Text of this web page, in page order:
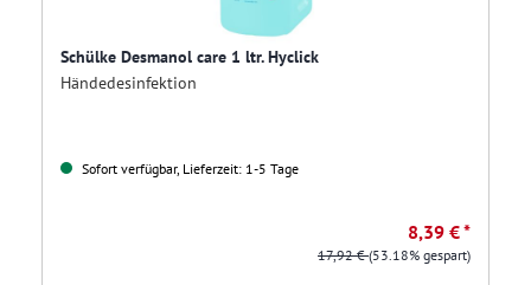
Schülke Desmanol care 1 ltr. Hyclick
Händedesinfektion
Sofort verfügbar, Lieferzeit: 1-5 Tage
8,39 € *
17,92 €(53.18% gespart)